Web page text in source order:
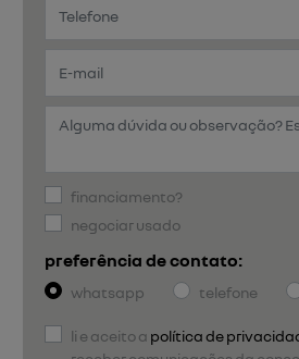
financiamento?
negociar usado
preferência de contato:
whatsapp telefone
li e aceito a política de